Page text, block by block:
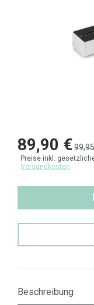
89,90 €
Preise inkl.
Versandkosten
Beschreibung